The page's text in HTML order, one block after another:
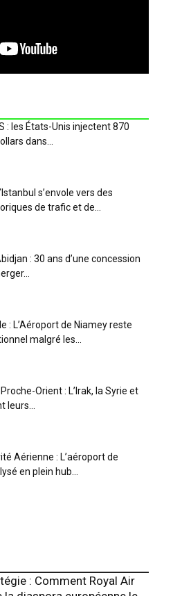
: les États-Unis injectent 870
dans...
s’envole vers des
de trafic et de...
: 30 ans d’une concession
: L’Aéroport de Niamey reste
malgré les...
Orient : L’Irak, la Syrie et
leurs...
Aérienne : L’aéroport de
en plein hub...
: Comment Royal Air